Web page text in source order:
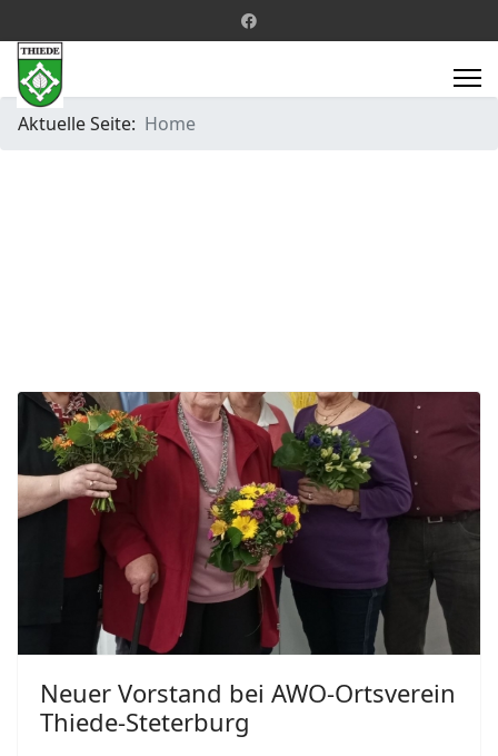
Aktuelle Seite: Home
Neuer Vorstand bei AWO-Ortsverein
Thiede-Steterburg